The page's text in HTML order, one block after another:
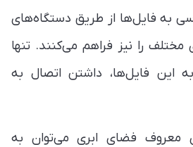
به فایل‌ها از طریق دستگاه‌های
را نیز فراهم می‌کنند. تنها
این فایل‌ها، داشتن اتصال به
معروف فضای ابری می‌توان به